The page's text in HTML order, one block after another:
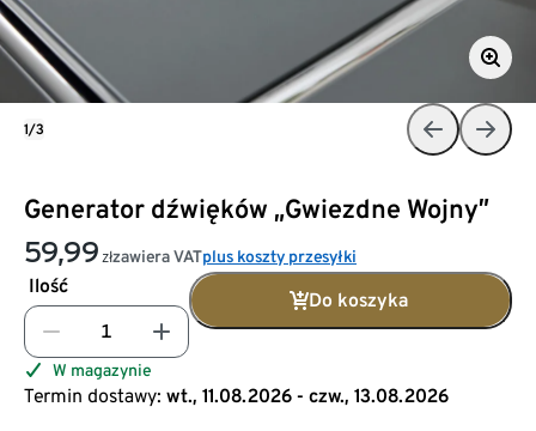
Generator dźwięków „Gwiezdne Wojny”
59,99 złzawiera VATplus koszty przesyłki
Ilość
Do koszyka
W magazynie
Termin dostawy: wt., 11.08.2026 - czw., 13.08.2026
1/3